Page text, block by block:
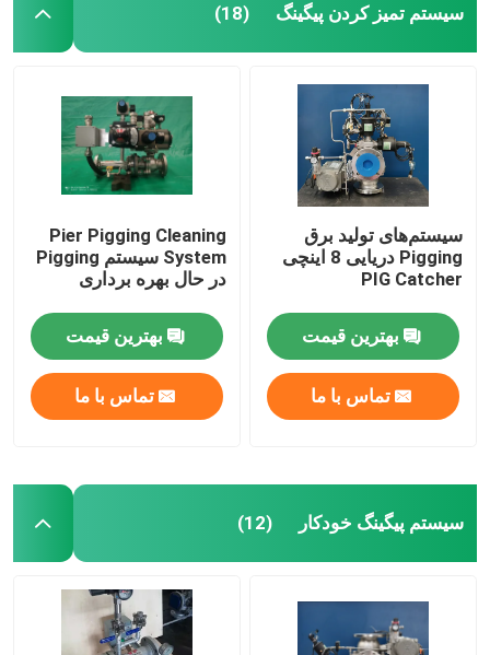
سیستم تمیز کردن پیگینگ (18)
سیستم‌های تولید برق
Pigging دریایی 8 اینچی
PIG Catcher
بهترین قیمت
تماس با ما
Pier Pigging Cleaning
System سیستم Pigging
در حال بهره برداری
بهترین قیمت
تماس با ما
سیستم پیگینگ خودکار (12)